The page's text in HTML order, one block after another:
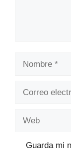
Nombre
Correo
Web
Guarda mi